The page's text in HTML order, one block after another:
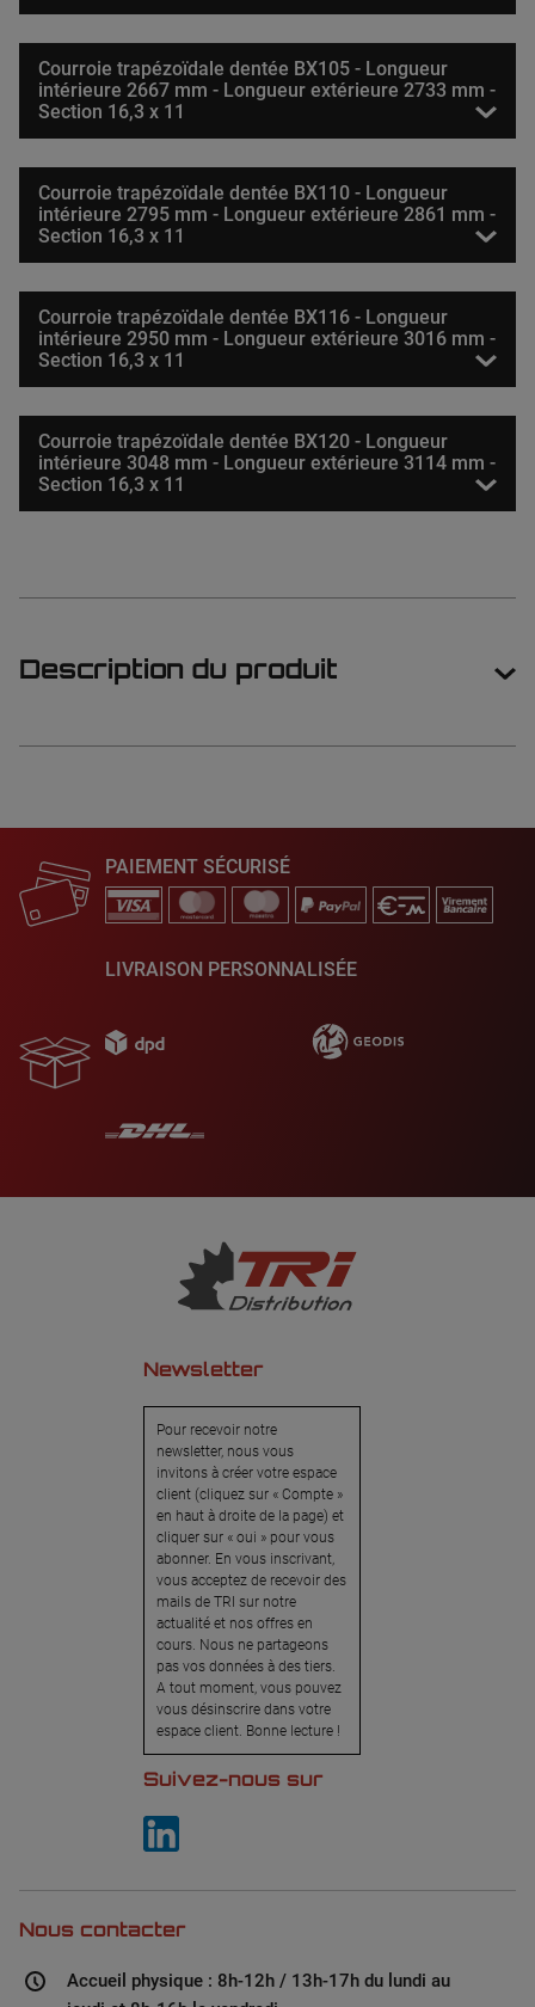
Courroie trapézoïdale dentée BX105 - Longueur
intérieure 2667 mm - Longueur extérieure 2733 mm -
Section 16,3 x 11
Courroie trapézoïdale dentée BX110 - Longueur
intérieure 2795 mm - Longueur extérieure 2861 mm -
Section 16,3 x 11
Courroie trapézoïdale dentée BX116 - Longueur
intérieure 2950 mm - Longueur extérieure 3016 mm -
Section 16,3 x 11
Courroie trapézoïdale dentée BX120 - Longueur
intérieure 3048 mm - Longueur extérieure 3114 mm -
Section 16,3 x 11
Description du produit
PAIEMENT SÉCURISÉ
LIVRAISON PERSONNALISÉE
Newsletter
Pour recevoir notre
newsletter, nous vous
invitons à créer votre espace
client (cliquez sur « Compte »
en haut à droite de la page) et
cliquer sur « oui » pour vous
abonner. En vous inscrivant,
vous acceptez de recevoir des
mails de TRI sur notre
actualité et nos offres en
cours. Nous ne partageons
pas vos données à des tiers.
A tout moment, vous pouvez
vous désinscrire dans votre
espace client. Bonne lecture !
Suivez-nous sur
Nous contacter
Accueil physique : 8h-12h / 13h-17h du lundi au